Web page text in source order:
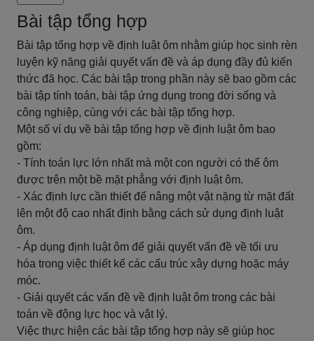
Bài tập tổng hợp
Bài tập tổng hợp về định luật ôm nhằm giúp học sinh rèn
luyện kỹ năng giải quyết vấn đề và áp dụng đầy đủ kiến
thức đã học. Các bài tập trong phần này sẽ bao gồm các
bài tập tính toán, bài tập ứng dụng trong đời sống và
công nghiệp, cùng với các bài tập tổng hợp.
Một số ví dụ về bài tập tổng hợp về định luật ôm bao
gồm:
- Tính toán lực lớn nhất mà một con người có thể ôm
được trên một bề mặt phẳng với định luật ôm.
- Xác định lực cần thiết để nâng một vật nặng từ mặt đất
lên một độ cao nhất định bằng cách sử dụng định luật
ôm.
- Áp dụng định luật ôm để giải quyết vấn đề về tối ưu
hóa trong việc thiết kế các cấu trúc xây dựng hoặc máy
móc.
- Giải quyết các vấn đề về định luật ôm trong các bài
toán về động lực học và vật lý.
Việc thực hiện các bài tập tổng hợp này sẽ giúp học